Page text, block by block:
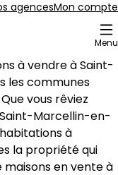
agencesMon compte
Menu
en-Forez (42680)
Marcellin-en-
à vendre à Saint-
les communes
vous rêviez
Saint-Marcellin-en-
à
la propriété qui